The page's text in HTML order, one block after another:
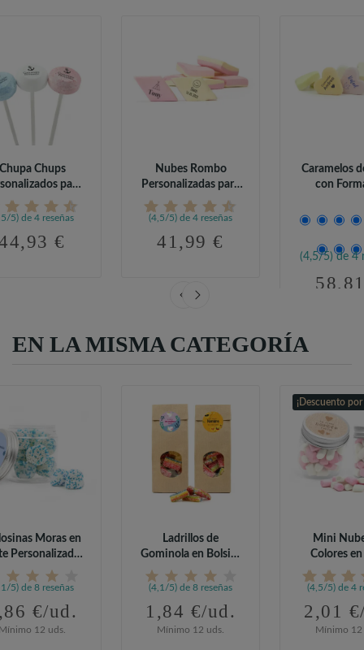
Chups
para
(95 uds)
5) de 4 reseñas
€
Nubes Rombo
Personalizadas para
Comunión
(4,5/5) de 4 reseñas
41,99 €
Caramelos
con
(4,5/5) de 4
EN LA MISMA CATEGORÍA
Moras en
Personalizado
para...
5) de 8 reseñas
€/ud.
12 uds.
Ladrillos de
Gominola en Bolsita
Kraft...
(4,1/5) de 8 reseñas
1,84 €/ud.
Mínimo 12 uds.
¡Descuento
Mini
Colores
(4,5/5) de 4
2,01
Mínimo 12